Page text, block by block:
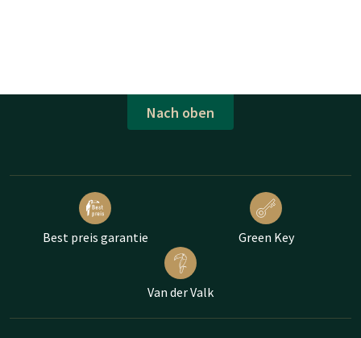
Nach oben
Best preis garantie Green Key
Van der Valk